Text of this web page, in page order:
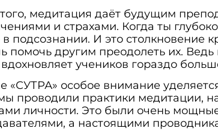
медитация даёт будущим
и страхами. Когда ты
в подсознании. И это столкновение
помочь другим преодолеть их.
вдохновляет учеников гораздо
«СУТРА» особое внимание
проводили практики медитации,
личности. Это были очень
а настоящими